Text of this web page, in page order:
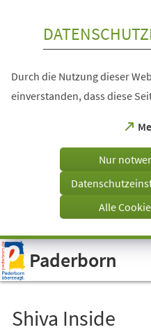
Visuelle
Assistenzsoftware
öffnen.
Durch die Nutzung dieser
einverstanden, dass diese
Tab)
Nur
Alle
Paderborn
Shiva Inside